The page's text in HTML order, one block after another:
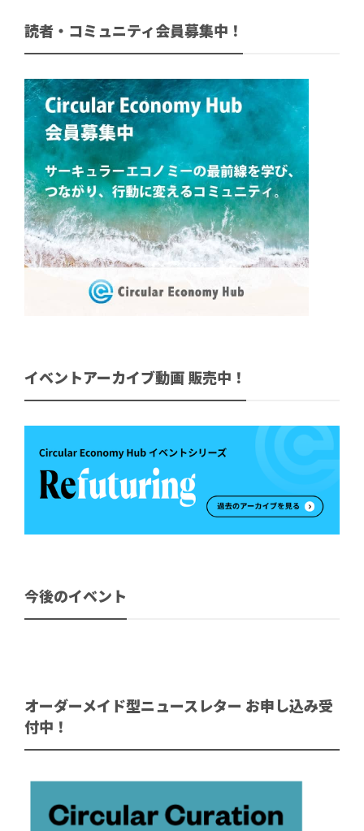
読者・コミュニティ会員募集中！
イベントアーカイブ動画 販売中！
今後のイベント
オーダーメイド型ニュースレター お申し込み受
付中！